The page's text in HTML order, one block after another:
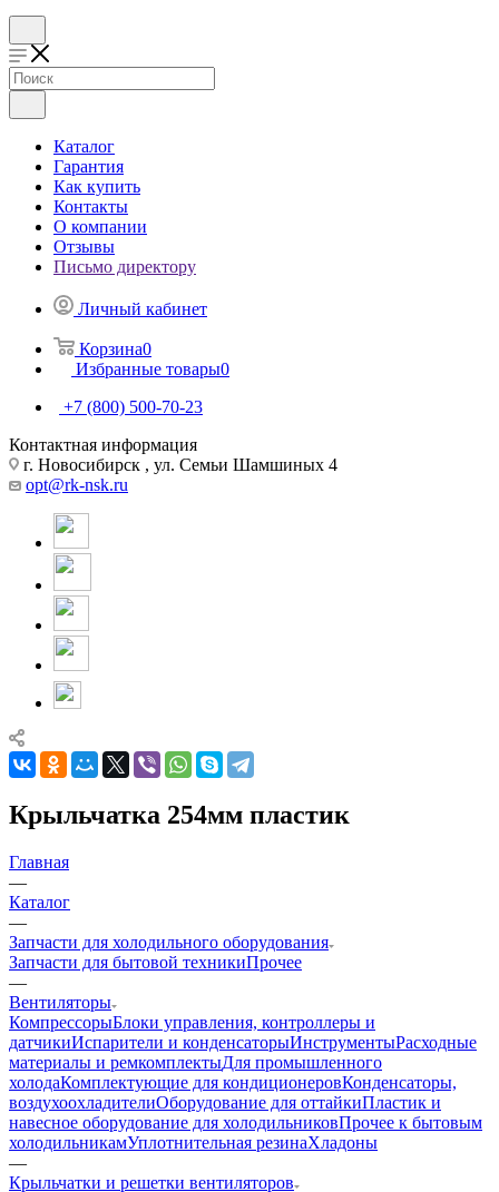
Каталог
Гарантия
Как купить
Контакты
О компании
Отзывы
Письмо директору
Личный кабинет
Корзина0
Избранные товары0
+7 (800) 500-70-23
Контактная информация
г. Новосибирск , ул. Семьи Шамшиных 4
opt@rk-nsk.ru
Крыльчатка 254мм пластик
Главная
—
Каталог
—
Запчасти для холодильного оборудования
Запчасти для бытовой техникиПрочее
—
Вентиляторы
КомпрессорыБлоки управления, контроллеры и
датчикиИспарители и конденсаторыИнструментыРасходные
материалы и ремкомплектыДля промышленного
холодаКомплектующие для кондиционеровКонденсаторы,
воздухоохладителиОборудование для оттайкиПластик и
навесное оборудование для холодильниковПрочее к бытовым
холодильникамУплотнительная резинаХладоны
—
Крыльчатки и решетки вентиляторов